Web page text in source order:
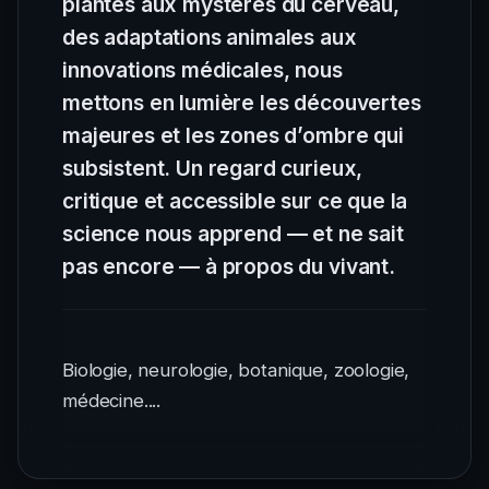
des adaptations animales aux
innovations médicales, nous
mettons en lumière les découvertes
majeures et les zones d’ombre qui
subsistent. Un regard curieux,
critique et accessible sur ce que la
science nous apprend — et ne sait
pas encore — à propos du vivant.
Biologie, neurologie, botanique, zoologie,
médecine....